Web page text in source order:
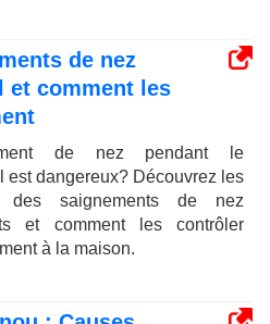
de nez
et comment les
de nez pendant le
est dangereux? Découvrez les
des saignements de nez
et comment les contrôler
à la maison.